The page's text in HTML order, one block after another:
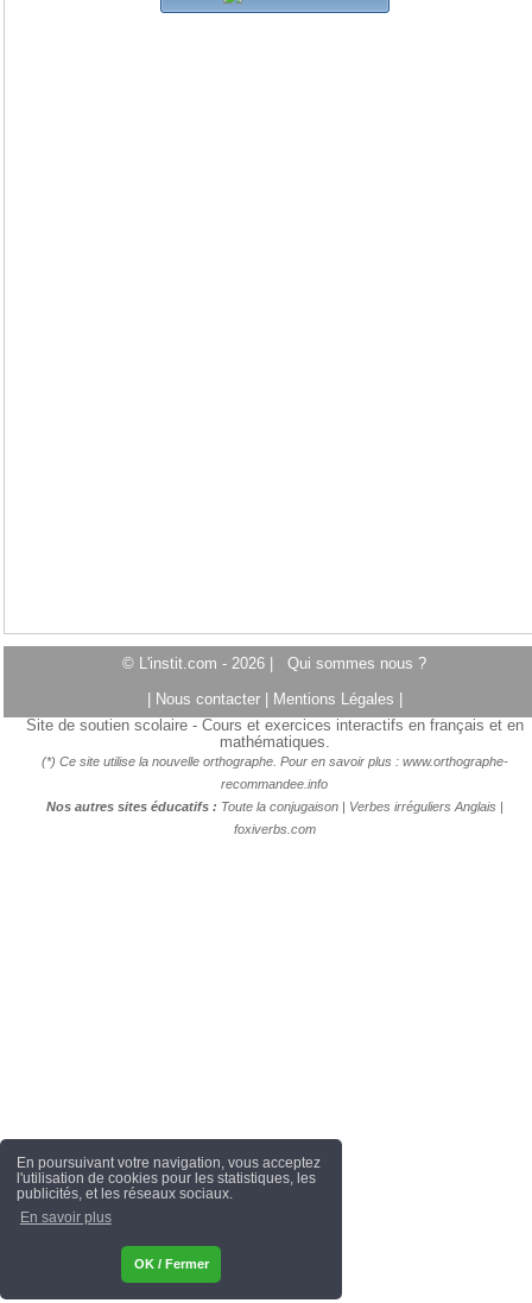
En poursuivant votre navigation, vous acceptez
l'utilisation de cookies pour les statistiques, les
publicités, et les réseaux sociaux.
En savoir plus
OK / Fermer
© L'instit.com - 2026 | Qui sommes nous ?
Nous contacter Mentions Légales
Site de soutien scolaire - Cours et exercices interactifs en français et en
mathématiques.
(*) Ce site utilise la nouvelle orthographe. Pour en savoir plus : www.orthographe-
recommandee.info
Nos autres sites éducatifs : Toute la conjugaison| Verbes irréguliers Anglais |
foxiverbs.com